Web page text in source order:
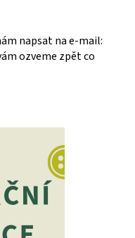
napsat na e-mail:
ozveme zpět co